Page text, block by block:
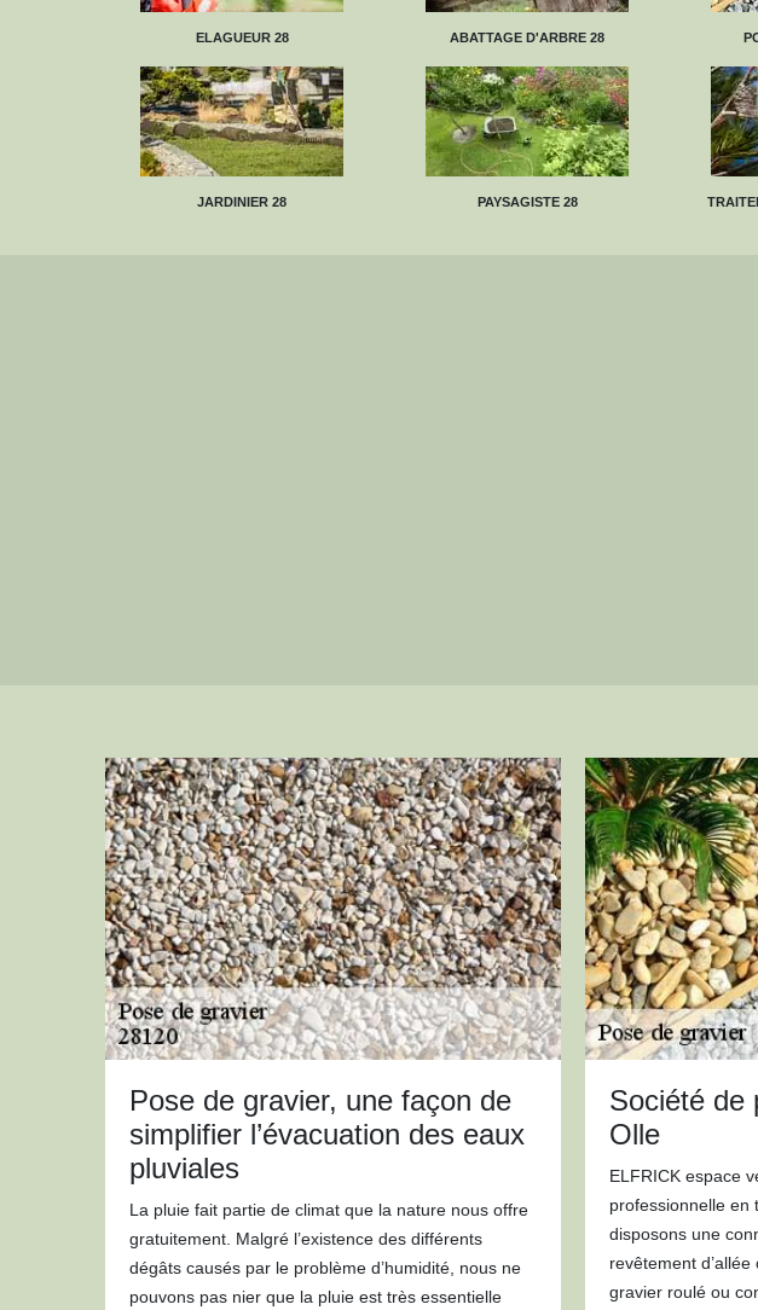
ELAGUEUR 28 ABATTAGE D'ARBRE 28
JARDINIER 28 PAYSAGISTE 28
Pose de gravier, une façon de
simplifier l’évacuation des eaux
pluviales
La pluie fait partie de climat que la nature nous offre
gratuitement. Malgré l’existence des différents
dégâts causés par le problème d’humidité, nous ne
pouvons pas nier que la pluie est très essentielle
Société de
Olle
ELFRICK espace
professionnelle en
disposons une
revêtement
gravier roulé ou